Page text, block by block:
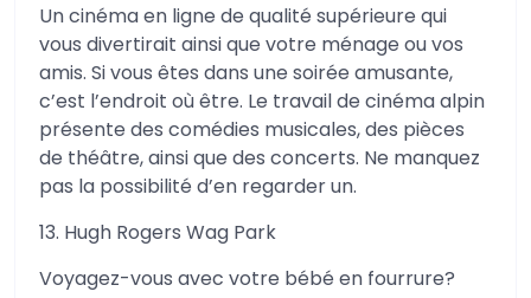
Un cinéma en ligne de qualité supérieure qui
vous divertirait ainsi que votre ménage ou vos
amis. Si vous êtes dans une soirée amusante,
c’est l’endroit où être. Le travail de cinéma alpin
présente des comédies musicales, des pièces
de théâtre, ainsi que des concerts. Ne manquez
pas la possibilité d’en regarder un.
13. Hugh Rogers Wag Park
Voyagez-vous avec votre bébé en fourrure?